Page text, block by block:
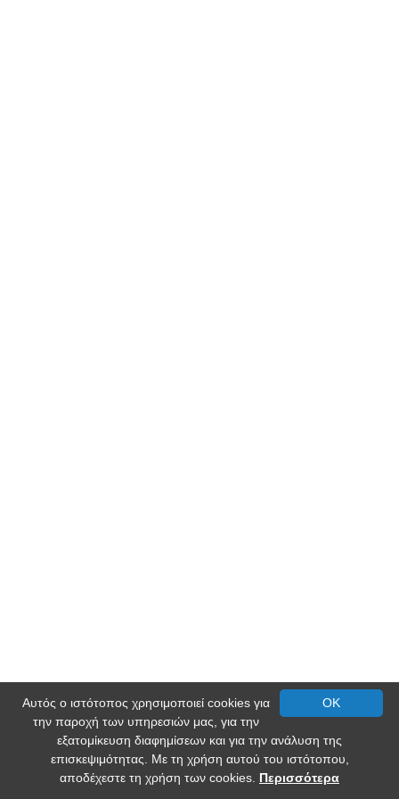
OK
Αυτός ο ιστότοπος χρησιμοποιεί cookies για
την παροχή των υπηρεσιών μας, για την
εξατομίκευση διαφημίσεων και για την ανάλυση της
επισκεψιμότητας. Με τη χρήση αυτού του ιστότοπου,
αποδέχεστε τη χρήση των cookies. Περισσότερα